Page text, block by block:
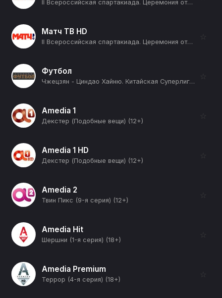
II Всероссийская спартакиада. Церемония открытия. Трансляция из Екатеринбурга. Прямая трансляция (12+)
Матч ТВ HD
II Всероссийская спартакиада. Церемония открытия. Трансляция из Екатеринбурга. Прямая трансляция (12+)
☆
Футбол
Чжецзян - Циндао Хайню. Китайская Суперлига. Сезон 2026 (12+)
☆
Amedia 1
Декстер (Подобные вещи) (12+)
☆
Amedia 1 HD
Декстер (Подобные вещи) (12+)
☆
Amedia 2
Твин Пикс (9-я серия) (12+)
☆
Amedia Hit
Шершни (1-я серия) (18+)
☆
Amedia Premium
Террор (4-я серия) (18+)
☆